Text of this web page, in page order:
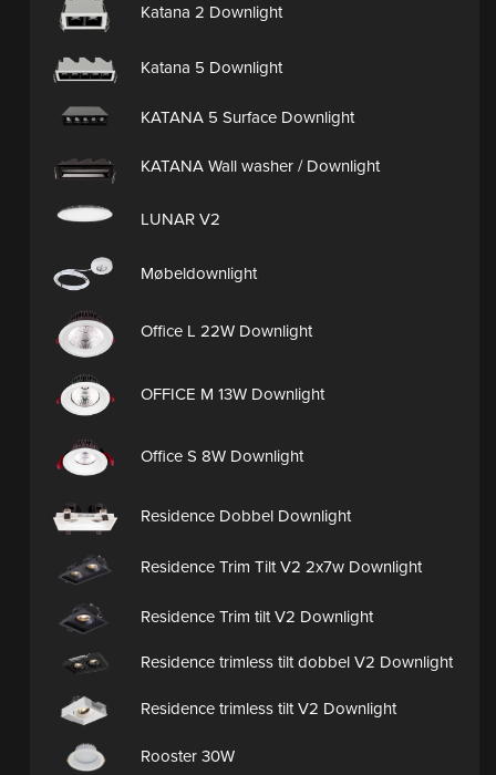
Katana 2 Downlight
Katana 5 Downlight
KATANA 5 Surface Downlight
KATANA Wall washer / Downlight
LUNAR V2
Møbeldownlight
Office L 22W Downlight
OFFICE M 13W Downlight
Office S 8W Downlight
Residence Dobbel Downlight
Residence Trim Tilt V2 2x7w Downlight
Residence Trim tilt V2 Downlight
Residence trimless tilt dobbel V2 Downlight
Residence trimless tilt V2 Downlight
Rooster 30W